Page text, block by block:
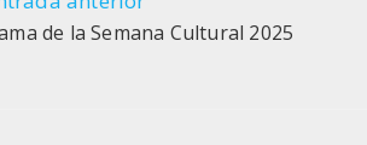
de la Semana Cultural 2025